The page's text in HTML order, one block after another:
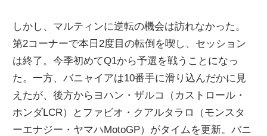
しかし、マルティンに逆転の機会は訪れなかった。
第2コーナーで本日2度目の転倒を喫し、セッション
は終了。今季初めてQ1から予選を戦うことになっ
た。一方、バニャイアは10番手に滑り込んだかに見
えたが、後方からヨハン・ザルコ（カストロール・
ホンダLCR）とファビオ・クアルタラロ（モンスタ
ーエナジー・ヤマハMotoGP）がタイムを更新。バニ